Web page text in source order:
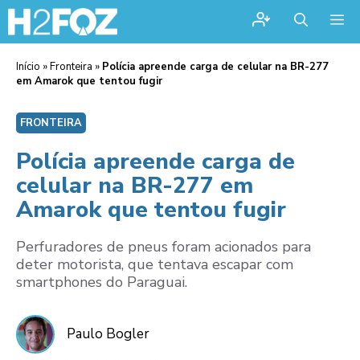
Início »Fronteira » Polícia apreende carga de celular na BR-277
em Amarok que tentou fugir
FRONTEIRA
Polícia apreende carga de
celular na BR-277 em
Amarok que tentou fugir
Perfuradores de pneus foram acionados para
deter motorista, que tentava escapar com
smartphones do Paraguai.
Paulo Bogler